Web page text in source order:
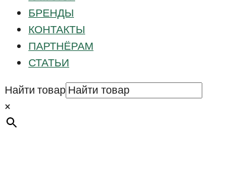
БРЕНДЫ
КОНТАКТЫ
ПАРТНЁРАМ
СТАТЬИ
Найти товар
×